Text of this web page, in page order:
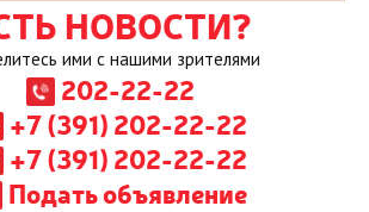
НОВОСТИ?
ими с нашими зрителями
202-22-22
+7 (391) 202-22-22
+7 (391) 202-22-22
Подать объявление